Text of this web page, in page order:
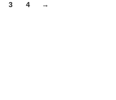
3 4 →